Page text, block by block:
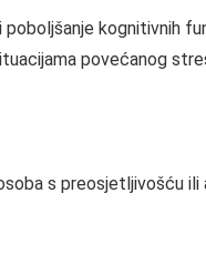
poboljšanje kognitivnih
povećanog
s preosjetljivošću